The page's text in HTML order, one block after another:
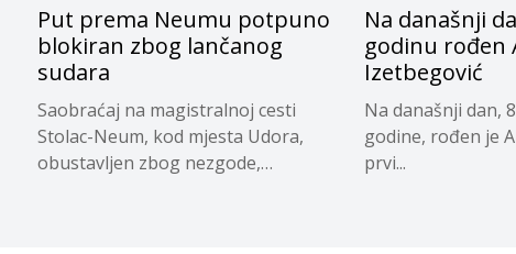
Put prema Neumu potpuno
blokiran zbog lančanog
sudara
Saobraćaj na magistralnoj cesti
Stolac-Neum, kod mjesta Udora,
obustavljen zbog nezgode,
Na današnji
godinu rođen
Izetbegović
Na današnji dan,
godine, rođen je
prvi...